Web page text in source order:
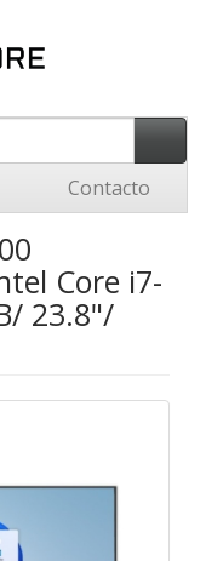
Contacto
Core i7-
23.8"/